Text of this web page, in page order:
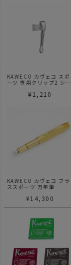
KAWECO カヴェコ スポ
ーツ 専用クリップ2 シル
¥ 1,210
KAWECO カヴェコ ブラ
ススポーツ 万年筆
¥14,300